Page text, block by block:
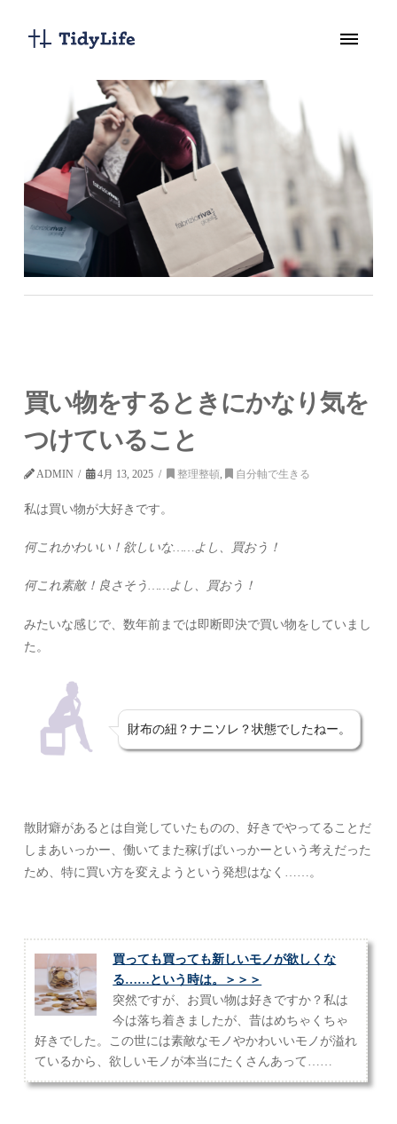
買い物をするときにかなり気を
つけていること
ADMIN 4月 13, 2025 整理整頓, 自分軸で生きる
私は買い物が大好きです。
何これかわいい！欲しいな……よし、買おう！
何これ素敵！良さそう……よし、買おう！
みたいな感じで、数年前までは即断即決で買い物をしていまし
た。
財布の紐？ナニソレ？状態でしたねー。
散財癖があるとは自覚していたものの、好きでやってることだ
しまあいっかー、働いてまた稼げばいっかーという考えだった
ため、特に買い方を変えようという発想はなく……。
買っても買っても新しいモノが欲しくな
る……という時は。＞＞＞
突然ですが、お買い物は好きですか？私は
今は落ち着きましたが、昔はめちゃくちゃ
好きでした。この世には素敵なモノやかわいいモノが溢れ
ているから、欲しいモノが本当にたくさんあって……